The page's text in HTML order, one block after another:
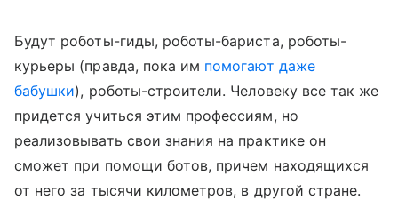
Будут роботы-гиды, роботы-бариста, роботы-
курьеры (правда, пока им помогают даже
бабушки), роботы-строители. Человеку все так же
придется учиться этим профессиям, но
реализовывать свои знания на практике он
сможет при помощи ботов, причем находящихся
от него за тысячи километров, в другой стране.